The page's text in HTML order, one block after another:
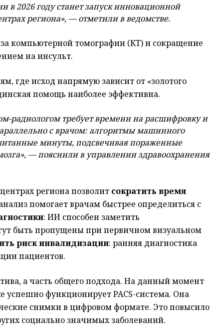
2026 году станет запуск инновационной
региона», — отметили в ведомстве.
компьютерной томографии (КТ) и сокращение
на инсульт.
где исход напрямую зависит от «золотого
помощь наиболее эффективна.
радиологом требует времени на расшифровку и
с врачом: алгоритмы машинного
минуты, подсвечивая пораженные
— пояснили в управлении здравоохранения
региона позволит сократить время
помогает врачам быстрее определиться с
: ИИ способен заметить
быть пропущены при первичном визуальном
риск инвалидизации: ранняя диагностика
пациентов.
а часть общего подхода. На данный момент
успешно функционирует PACS-система. Она
снимки в цифровом формате. Это повысило
социально значимых заболеваний.